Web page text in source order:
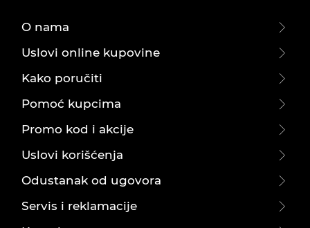
O nama
Uslovi online kupovine
Kako poručiti
Pomoć kupcima
Promo kod i akcije
Uslovi korišćenja
Odustanak od ugovora
Servis i reklamacije